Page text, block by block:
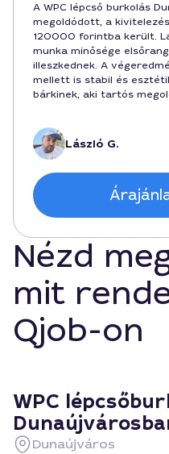
A WPC lépcső burkolás
megoldódott, a
120000 forintba került.
munka minősége
illeszkednek. A
mellett is stabil és
bárkinek, aki tartós
László G.
Nézd
mit
Qjob-on
WPC
Dunaújváros